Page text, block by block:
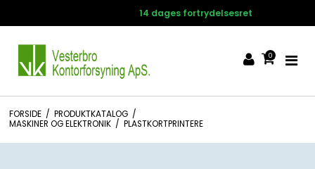
14 dages fortrydelsesret
0
FORSIDE / PRODUKTKATALOG /
MASKINER OG ELEKTRONIK / PLASTKORTPRINTERE